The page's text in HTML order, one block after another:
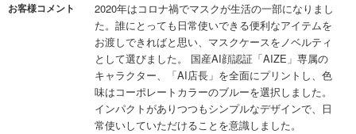
お客様コメント
2020年はコロナ禍でマスクが生活の一部になりまし
た。誰にとっても日常使いできる便利なアイテムを
お渡しできればと思い、マスクケースをノベルティ
として選びました。 国産AI顔認証「AIZE」専属の
キャラクター、「AI店長」を全面にプリントし、色
味はコーポレートカラーのブルーを選択しました。
インパクトがありつつもシンプルなデザインで、日
常使いしていただけることを意識しました。